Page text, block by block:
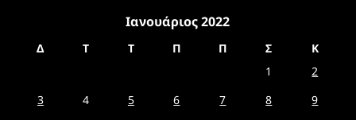
Ιανουάριος 2022
Δ Τ Τ Π Π Σ
Κ
1
2
3
4 5 6 7 8
9